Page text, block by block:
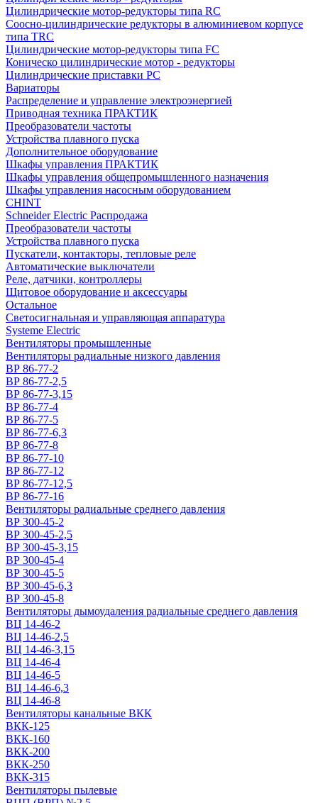
Цилиндрические мотор-редукторы типа RC
Соосно-цилиндрические редукторы в алюминиевом корпусе
типа TRC
Цилиндрические мотор-редукторы типа FC
Коническо цилиндрические мотор - редукторы
Цилиндрические приставки PC
Вариаторы
Распределение и управление электроэнергией
Приводная техника ПРАКТИК
Преобразователи частоты
Устройства плавного пуска
Дополнительное оборудование
Шкафы управления ПРАКТИК
Шкафы управления общепромышленного назначения
Шкафы управления насосным оборудованием
CHINT
Schneider Electric Распродажа
Преобразователи частоты
Устройства плавного пуска
Пускатели, контакторы, тепловые реле
Автоматические выключатели
Реле, датчики, контроллеры
Щитовое оборудование и аксессуары
Остальное
Светосигнальная и управляющая аппаратура
Systeme Electric
Вентиляторы промышленные
Вентиляторы радиальные низкого давления
ВР 86-77-2
ВР 86-77-2,5
ВР 86-77-3,15
ВР 86-77-4
ВР 86-77-5
ВР 86-77-6,3
ВР 86-77-8
ВР 86-77-10
ВР 86-77-12
ВР 86-77-12,5
ВР 86-77-16
Вентиляторы радиальные среднего давления
ВР 300-45-2
ВР 300-45-2,5
ВР 300-45-3,15
ВР 300-45-4
ВР 300-45-5
ВР 300-45-6,3
ВР 300-45-8
Вентиляторы дымоудаления радиальные среднего давления
ВЦ 14-46-2
ВЦ 14-46-2,5
ВЦ 14-46-3,15
ВЦ 14-46-4
ВЦ 14-46-5
ВЦ 14-46-6,3
ВЦ 14-46-8
Вентиляторы канальные ВКК
ВКК-125
ВКК-160
ВКК-200
ВКК-250
ВКК-315
Вентиляторы пылевые